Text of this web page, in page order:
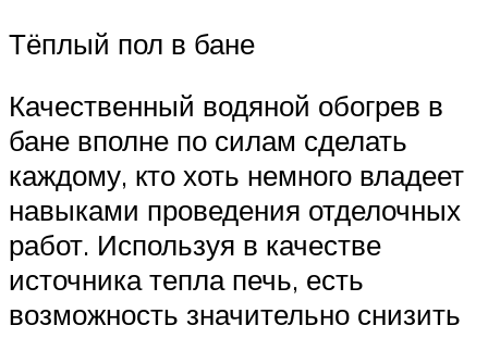
Тёплый пол в бане
Качественный водяной обогрев в
бане вполне по силам сделать
каждому, кто хоть немного владеет
навыками проведения отделочных
работ. Используя в качестве
источника тепла печь, есть
возможность значительно снизить